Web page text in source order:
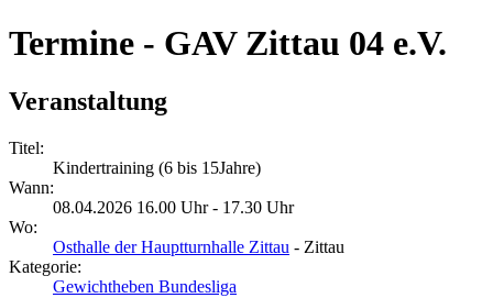
Termine - GAV Zittau 04 e.V.
Veranstaltung
Titel:
Kindertraining (6 bis 15Jahre)
Wann:
08.04.2026 16.00 Uhr - 17.30 Uhr
Wo:
Osthalle der Hauptturnhalle Zittau - Zittau
Kategorie:
Gewichtheben Bundesliga